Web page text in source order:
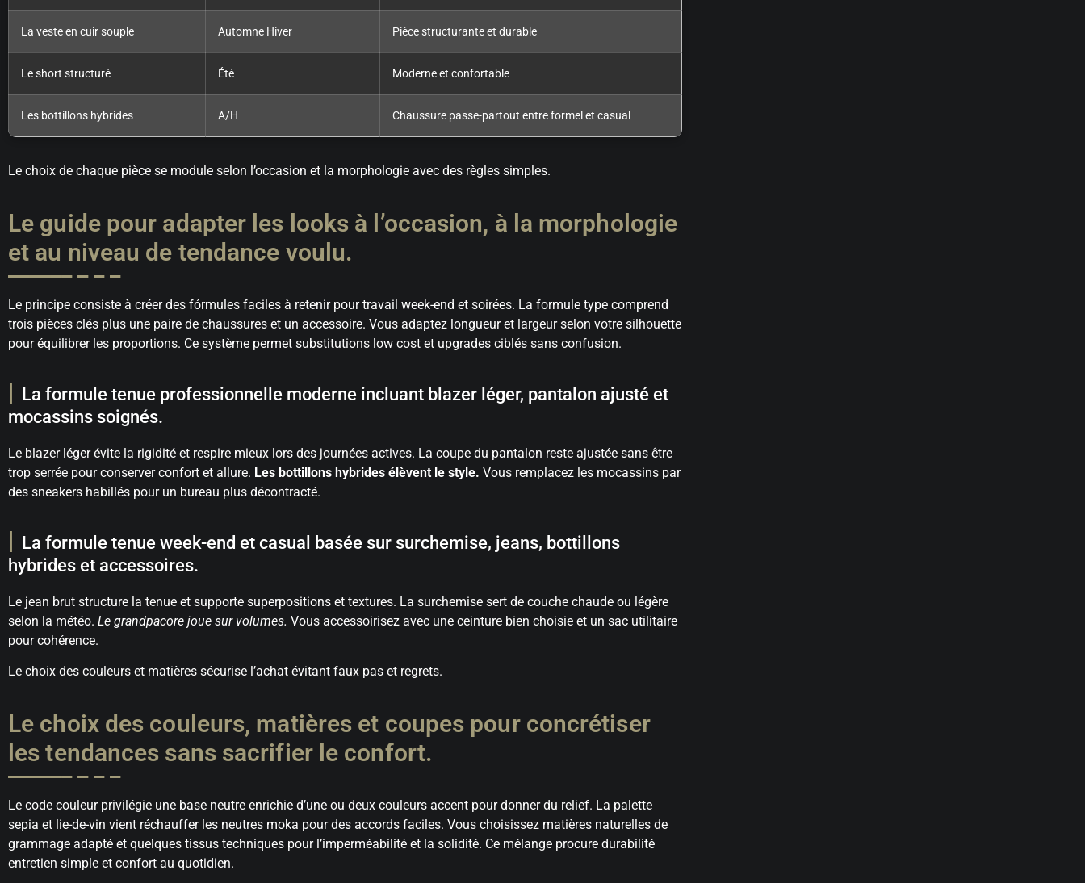
La veste en cuir souple Automne Hiver Pièce structurante et durable
Le short structuré Été Moderne et confortable
Les bottillons hybrides A/H Chaussure passe-partout entre formel et casual
Le choix de chaque pièce se module selon l’occasion et la morphologie avec des règles simples.
Le guide pour adapter les looks à l’occasion, à la morphologie
et au niveau de tendance voulu.
Le principe consiste à créer des fórmules faciles à retenir pour travail week-end et soirées. La formule type comprend
trois pièces clés plus une paire de chaussures et un accessoire. Vous adaptez longueur et largeur selon votre silhouette
pour équilibrer les proportions. Ce système permet substitutions low cost et upgrades ciblés sans confusion.
La formule tenue professionnelle moderne incluant blazer léger, pantalon ajusté et
mocassins soignés.
Le blazer léger évite la rigidité et respire mieux lors des journées actives. La coupe du pantalon reste ajustée sans être
trop serrée pour conserver confort et allure. Les bottillons hybrides élèvent le style. Vous remplacez les mocassins par
des sneakers habillés pour un bureau plus décontracté.
La formule tenue week-end et casual basée sur surchemise, jeans, bottillons
hybrides et accessoires.
Le jean brut structure la tenue et supporte superpositions et textures. La surchemise sert de couche chaude ou légère
selon la météo. Le grandpacore joue sur volumes. Vous accessoirisez avec une ceinture bien choisie et un sac utilitaire
pour cohérence.
Le choix des couleurs et matières sécurise l’achat évitant faux pas et regrets.
Le choix des couleurs, matières et coupes pour concrétiser
les tendances sans sacrifier le confort.
Le code couleur privilégie une base neutre enrichie d’une ou deux couleurs accent pour donner du relief. La palette
sepia et lie-de-vin vient réchauffer les neutres moka pour des accords faciles. Vous choisissez matières naturelles de
grammage adapté et quelques tissus techniques pour l’imperméabilité et la solidité. Ce mélange procure durabilité
entretien simple et confort au quotidien.